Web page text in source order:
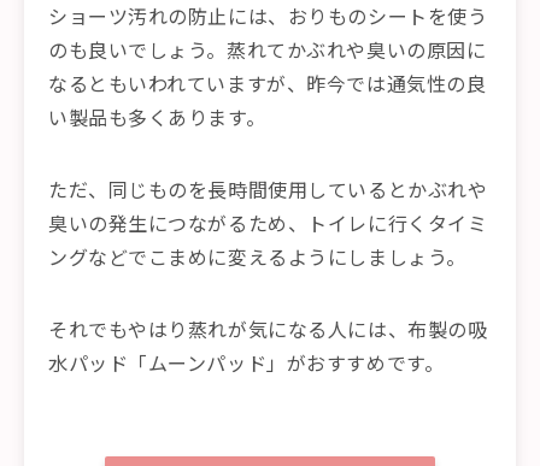
ショーツ汚れの防止には、おりものシートを使う
のも良いでしょう。蒸れてかぶれや臭いの原因に
なるともいわれていますが、昨今では通気性の良
い製品も多くあります。
ただ、同じものを長時間使用しているとかぶれや
臭いの発生につながるため、トイレに行くタイミ
ングなどでこまめに変えるようにしましょう。
それでもやはり蒸れが気になる人には、布製の吸
水パッド「ムーンパッド」がおすすめです。